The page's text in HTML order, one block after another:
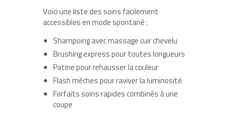
Voici une liste des soins facilement
accessibles en mode spontané :
Shampoing avec massage cuir chevelu
Brushing express pour toutes longueurs
Patine pour rehausser la couleur
Flash mèches pour raviver la luminosité
Forfaits soins rapides combinés à une
coupe